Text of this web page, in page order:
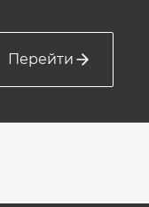
Перейти